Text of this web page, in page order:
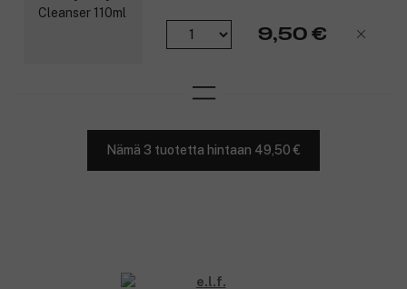
9,50 €
Nämä 3 tuotetta hintaan 49,50 €